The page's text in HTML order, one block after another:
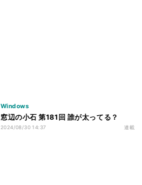
Windows
窓辺の小石 第181回 誰が太ってる？
2024/08/30 14:37 連載